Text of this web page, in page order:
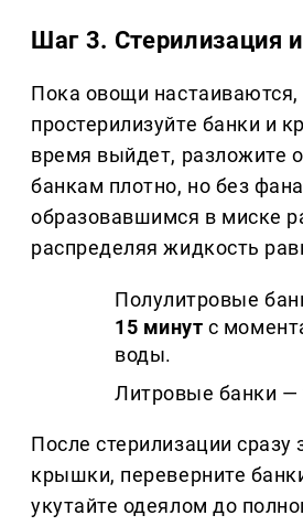
Шаг 3. Стерилизация
Пока овощи настаиваются,
простерилизуйте банки и
время выйдет, разложите
банкам плотно, но без
образовавшимся в миске
распределяя жидкость
Полулитровые
15 минут с
воды.
Литровые банки —
После стерилизации сразу
крышки, переверните
укутайте одеялом до